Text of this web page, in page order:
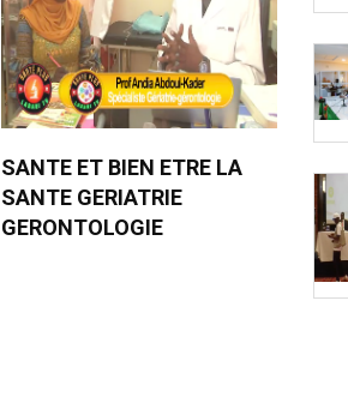
SANTE ET BIEN ETRE LA
SANTE GERIATRIE
GERONTOLOGIE